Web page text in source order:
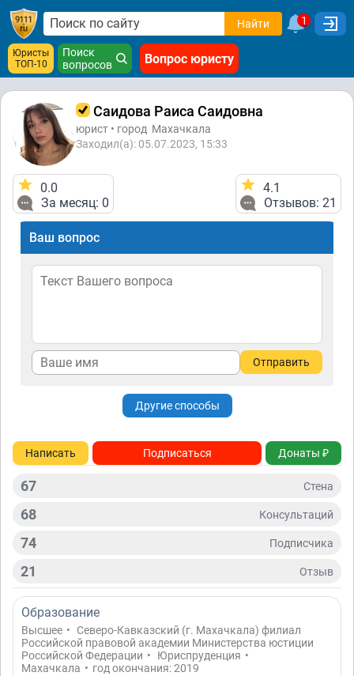
Найти 1
Юристы
ТОП-10
Поиск
вопросов
Вопрос юристу
Саидова Раиса Саидовна
юрист • город Махачкала
Заходил(а): 05.07.2023, 15:33
0.0
За месяц: 0
4.1
Отзывов: 21
Ваш вопрос
Отправить
Другие способы
Написать Подписаться Донаты ₽
67 Стена
68 Консультаций
74 Подписчикa
21 Отзыв
Образование
Высшее •
Северо-Кавказский (г. Махачкала) филиал
Российской правовой академии Министерства юстиции
Российской Федерации • Юриспруденция •
Махачкала • год окончания: 2019